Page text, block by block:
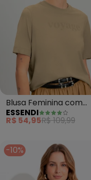
Blusa Feminina com
Strass (Marrom)
ESSENDI
R$ 54,95R$ 109,99
-10%